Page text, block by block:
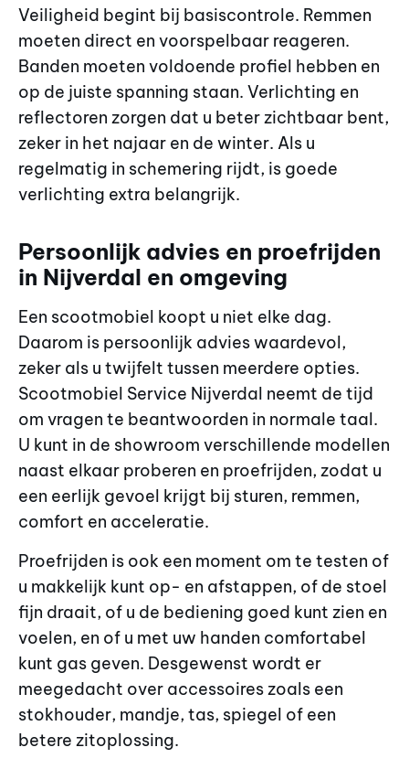
Veiligheid begint bij basiscontrole. Remmen
moeten direct en voorspelbaar reageren.
Banden moeten voldoende profiel hebben en
op de juiste spanning staan. Verlichting en
reflectoren zorgen dat u beter zichtbaar bent,
zeker in het najaar en de winter. Als u
regelmatig in schemering rijdt, is goede
verlichting extra belangrijk.
Persoonlijk advies en proefrijden
in Nijverdal en omgeving
Een scootmobiel koopt u niet elke dag.
Daarom is persoonlijk advies waardevol,
zeker als u twijfelt tussen meerdere opties.
Scootmobiel Service Nijverdal neemt de tijd
om vragen te beantwoorden in normale taal.
U kunt in de showroom verschillende modellen
naast elkaar proberen en proefrijden, zodat u
een eerlijk gevoel krijgt bij sturen, remmen,
comfort en acceleratie.
Proefrijden is ook een moment om te testen of
u makkelijk kunt op- en afstappen, of de stoel
fijn draait, of u de bediening goed kunt zien en
voelen, en of u met uw handen comfortabel
kunt gas geven. Desgewenst wordt er
meegedacht over accessoires zoals een
stokhouder, mandje, tas, spiegel of een
betere zitoplossing.